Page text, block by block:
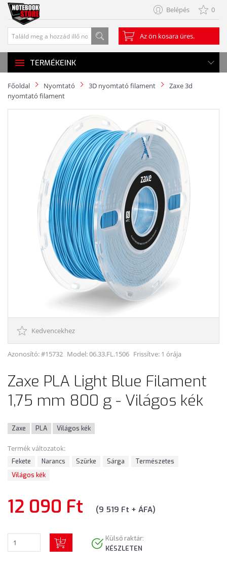
Belépés 0
Az ön kosara üres.
TERMÉKEINK
Főoldal Nyomtató 3D nyomtató filament
Zaxe 3d
nyomtató filament
Kedvencekhez
Azonosító: #15732 Model:06.33.FL.1506 Frissítve: 1 órája
Zaxe PLA Light Blue Filament
1,75 mm 800 g - Világos kék
Zaxe PLA Világos kék
Termék változatok:
Fekete Narancs Szürke Sárga
Természetes
Világos kék
12 090 Ft (9 519 Ft + ÁFA)
Külső raktár:
KÉSZLETEN